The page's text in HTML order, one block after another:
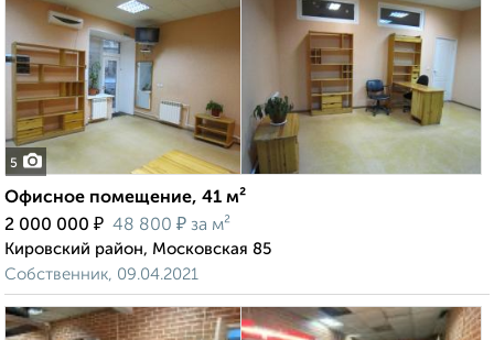
5
Офисное помещение, 41 м²
2 000 000 ₽ 48 800 ₽ за м²
Кировский район, Московская 85
Собственник, 09.04.2021